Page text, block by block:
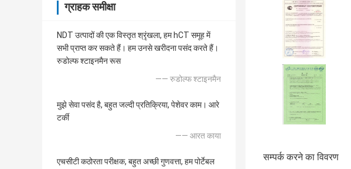
ग्राहक समीक्षा
NDT उत्पादों की एक विस्तृत श्रृंखला, हम hCT समूह में
सभी प्राप्त कर सकते हैं। हम उनसे खरीदना पसंद करते हैं।
रुडोल्फ श्टाइनमैन रूस
—— रुडोल्फ श्टाइनमैन
मुझे सेवा पसंद है, बहुत जल्दी प्रतिक्रिया, पेशेवर काम। आरे
टर्की
—— आरत काया
एचसीटी कठोरता परीक्षक, बहुत अच्छी गुणवत्ता, हम पोर्टेबल
सम्पर्क करने का विवरण